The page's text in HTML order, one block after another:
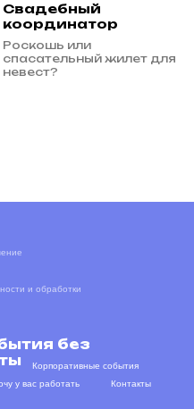
Свадебный
координатор
Роскошь или
спасательный жилет для
невест?
без
Корпоративные события
у вас работать Контакты
и обработки